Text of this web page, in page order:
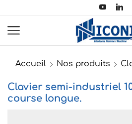
Accueil Nos produits
Clavier semi-industriel
course longue.